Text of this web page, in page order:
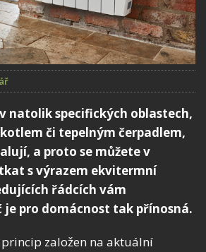
natolik specifických oblastech,
či tepelným čerpadlem,
a proto se můžete v
s výrazem ekvitermní
řádcích vám
je pro domácnost tak přínosná.
založen na aktuální